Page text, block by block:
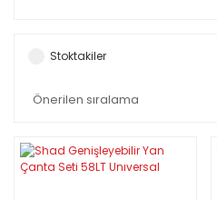
Stoktakiler